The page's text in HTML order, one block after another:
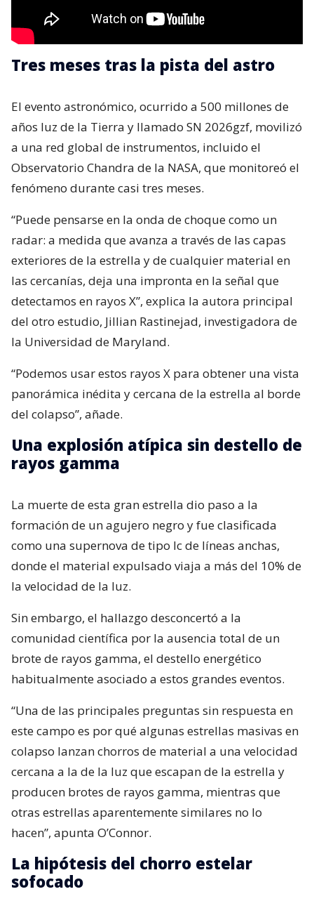
Tres meses tras la pista del astro
El evento astronómico, ocurrido a 500 millones de
años luz de la Tierra y llamado SN 2026gzf, movilizó
a una red global de instrumentos, incluido el
Observatorio Chandra de la NASA, que monitoreó el
fenómeno durante casi tres meses.
“Puede pensarse en la onda de choque como un
radar: a medida que avanza a través de las capas
exteriores de la estrella y de cualquier material en
las cercanías, deja una impronta en la señal que
detectamos en rayos X”, explica la autora principal
del otro estudio, Jillian Rastinejad, investigadora de
la Universidad de Maryland.
“Podemos usar estos rayos X para obtener una vista
panorámica inédita y cercana de la estrella al borde
del colapso”, añade.
Una explosión atípica sin destello de
rayos gamma
La muerte de esta gran estrella dio paso a la
formación de un agujero negro y fue clasificada
como una supernova de tipo Ic de líneas anchas,
donde el material expulsado viaja a más del 10% de
la velocidad de la luz.
Sin embargo, el hallazgo desconcertó a la
comunidad científica por la ausencia total de un
brote de rayos gamma, el destello energético
habitualmente asociado a estos grandes eventos.
“Una de las principales preguntas sin respuesta en
este campo es por qué algunas estrellas masivas en
colapso lanzan chorros de material a una velocidad
cercana a la de la luz que escapan de la estrella y
producen brotes de rayos gamma, mientras que
otras estrellas aparentemente similares no lo
hacen”, apunta O’Connor.
La hipótesis del chorro estelar
sofocado